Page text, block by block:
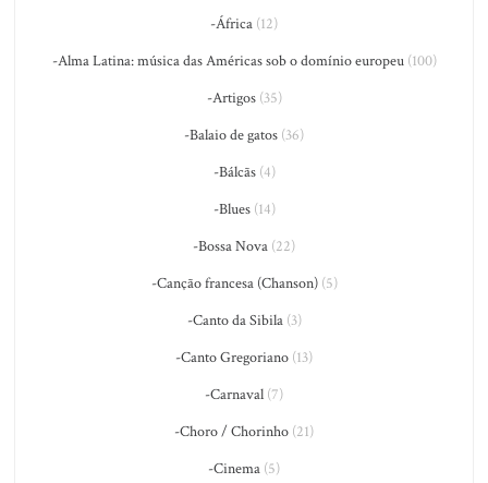
-África (12)
-Alma Latina: música das Américas sob o domínio europeu(100)
-Artigos(35)
-Balaio de gatos (36)
-Bálcãs(4)
-Blues(14)
-Bossa Nova (22)
-Canção francesa (Chanson)(5)
-Canto da Sibila(3)
-Canto Gregoriano (13)
-Carnaval (7)
-Choro / Chorinho (21)
-Cinema (5)